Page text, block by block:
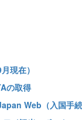
現在）
の取得
Web（入国手